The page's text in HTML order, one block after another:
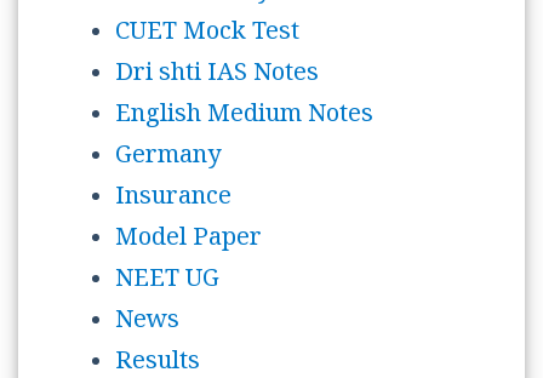
CUET Mock Test
Dri shti IAS Notes
English Medium Notes
Germany
Insurance
Model Paper
NEET UG
News
Results